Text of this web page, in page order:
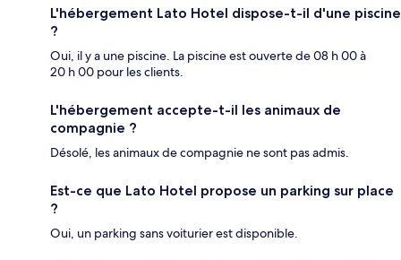
L'hébergement Lato Hotel dispose-t-il d'une piscine
?
Oui, il y a une piscine. La piscine est ouverte de 08 h 00 à
20 h 00 pour les clients.
L'hébergement accepte-t-il les animaux de
compagnie ?
Désolé, les animaux de compagnie ne sont pas admis.
Est-ce que Lato Hotel propose un parking sur place
?
Oui, un parking sans voiturier est disponible.